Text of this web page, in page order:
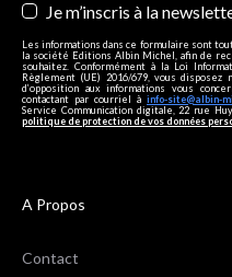
Je m’inscris à la
Les informations dans ce formulaire sont
la société Editions Albin Michel, afin de
souhaitez. Conformément à la Loi
Règlement (UE) 2016/679, vous
d’opposition aux informations vous
contactant par courriel à info-site@albin-
Service Communication digitale, 22 rue
politique de protection de vos données
A Propos
Contact